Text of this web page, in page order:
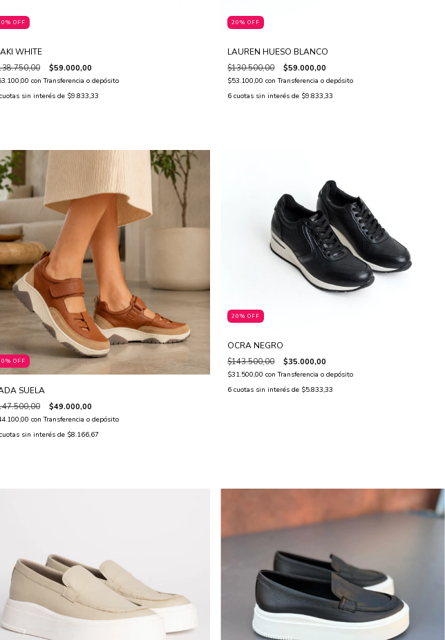
OFF
WHITE
$59.000,00
con Transferencia o depósito
cuotas sin interés de $9.833,33
20% OFF
LAUREN HUESO BLANCO
$130.500,00 $59.000,00
$53.100,00con Transferencia o depósito
6 cuotas sin interés de $9.833,33
OFF
SUELA
$49.000,00
con Transferencia o depósito
cuotas sin interés de $8.166,67
20% OFF
OCRA NEGRO
$143.500,00 $35.000,00
$31.500,00con Transferencia o depósito
6 cuotas sin interés de $5.833,33